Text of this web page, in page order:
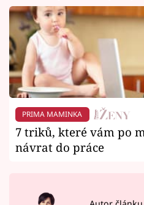
PRIMA MAMINKA
7 triků, které vám po
návrat do práce